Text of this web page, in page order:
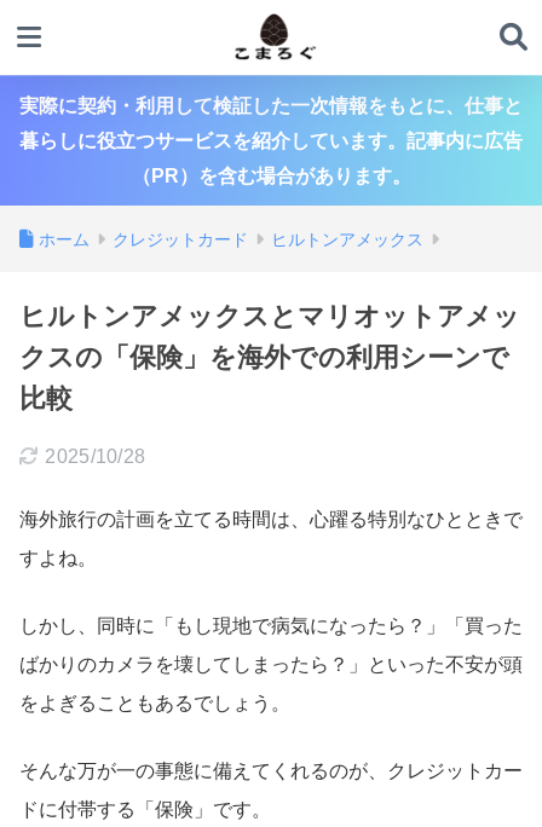
実際に契約・利用して検証した一次情報をもとに、仕事と
暮らしに役立つサービスを紹介しています。記事内に広告
（PR）を含む場合があります。
ホーム クレジットカード ヒルトンアメックス
ヒルトンアメックスとマリオットアメッ
クスの「保険」を海外での利用シーンで
比較
2025/10/28
海外旅行の計画を立てる時間は、心躍る特別なひとときで
すよね。
しかし、同時に「もし現地で病気になったら？」「買った
ばかりのカメラを壊してしまったら？」といった不安が頭
をよぎることもあるでしょう。
そんな万が一の事態に備えてくれるのが、クレジットカー
ドに付帯する「保険」です。